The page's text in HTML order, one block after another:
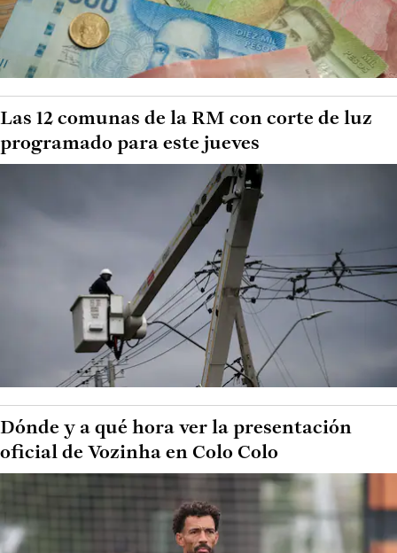
Las 12 comunas de la RM con corte de luz
programado para este jueves
Dónde y a qué hora ver la presentación
oficial de Vozinha en Colo Colo